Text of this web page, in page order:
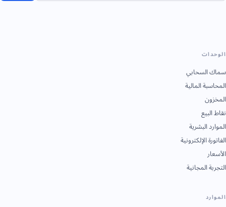
الوحدات
سماك السحابي
المحاسبة المالية
المخزون
نقاط البيع
الموارد البشرية
الفاتورة الإلكترونية
الأسعار
التجربة المجانية
الموارد